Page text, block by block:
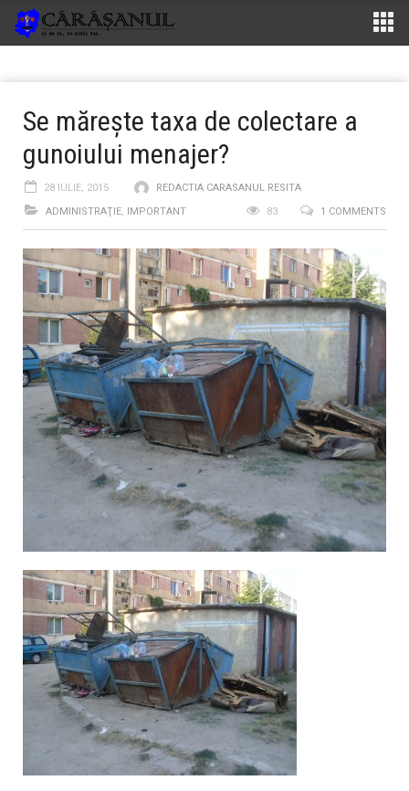
Se mărește taxa de colectare a
gunoiului menajer?
28 IULIE, 2015
REDACTIA CARASANUL RESITA
ADMINISTRAŢIE, IMPORTANT 1 COMMENTS
83